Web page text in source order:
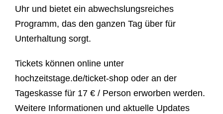
Uhr und bietet ein abwechslungsreiches
Programm, das den ganzen Tag über für
Unterhaltung sorgt.
Tickets können online unter
hochzeitstage.de/ticket-shop oder an der
Tageskasse für 17 € / Person erworben werden.
Weitere Informationen und aktuelle Updates